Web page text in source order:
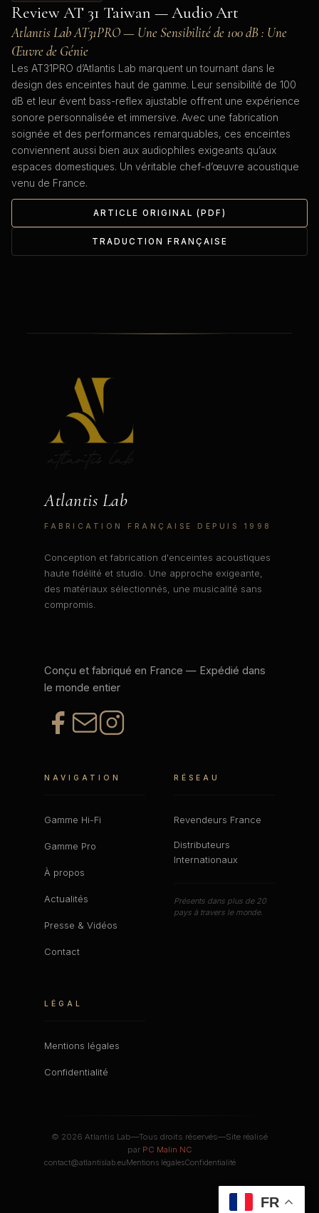
Review AT 31 Taiwan — Audio Art
Atlantis Lab AT31PRO — Une Sensibilité de 100 dB : Une
Œuvre de Génie
Les AT31PRO d’Atlantis Lab marquent un tournant dans le
design des enceintes haut de gamme. Leur sensibilité de 100
dB et leur évent bass-reflex ajustable offrent une expérience
sonore personnalisée et immersive. Avec une fabrication
soignée et des performances remarquables, ces enceintes
conviennent aussi bien aux audiophiles exigeants qu’aux
espaces domestiques. Un véritable chef-d’œuvre acoustique
venu de France.
ARTICLE ORIGINAL (PDF)
TRADUCTION FRANÇAISE
Atlantis Lab
FABRICATION FRANÇAISE DEPUIS 1998
Conception et fabrication d'enceintes acoustiques
haute fidélité et studio. Une approche exigeante,
des matériaux sélectionnés, une musicalité sans
compromis.
Conçu et fabriqué en France — Expédié dans
le monde entier
NAVIGATION
Gamme Hi-Fi
Gamme Pro
À propos
Actualités
Presse & Vidéos
Contact
RÉSEAU
Revendeurs France
Distributeurs
Internationaux
Présents dans plus de 20
pays à travers le monde.
LÉGAL
Mentions légales
Confidentialité
© 2026 Atlantis Lab—Tous droits réservés—Site réalisé
par PC Malin NC
contact@atlantislab.euMentions légalesConfidentialité
FR